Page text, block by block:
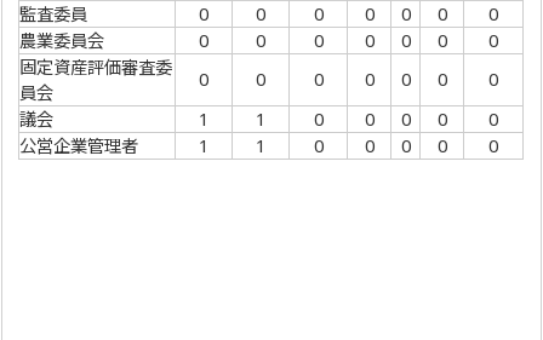
監査委員
0 0 0 0 0 0
0
農業委員会
0 0 0 0 0 0
0
固定資産評価審査委
員会
0 0 0 0 0 0
0
議会
1 1 0 0 0 0
0
公営企業管理者
1 1 0 0 0 0 0